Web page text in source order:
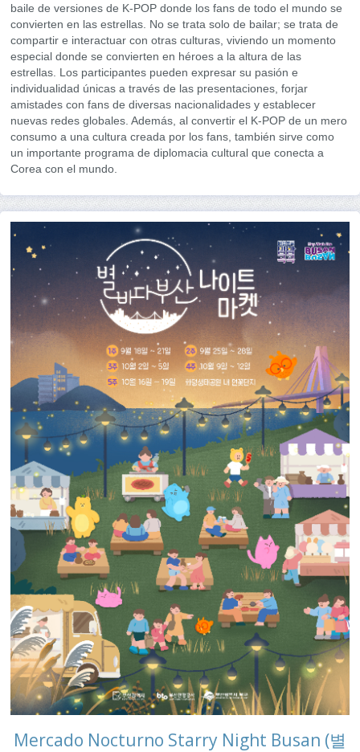
baile de versiones de K-POP donde los fans de todo el mundo se
convierten en las estrellas. No se trata solo de bailar; se trata de
compartir e interactuar con otras culturas, viviendo un momento
especial donde se convierten en héroes a la altura de las
estrellas. Los participantes pueden expresar su pasión e
individualidad únicas a través de las presentaciones, forjar
amistades con fans de diversas nacionalidades y establecer
nuevas redes globales. Además, al convertir el K-POP de un mero
consumo a una cultura creada por los fans, también sirve como
un importante programa de diplomacia cultural que conecta a
Corea con el mundo.
Mercado Nocturno Starry Night Busan (별